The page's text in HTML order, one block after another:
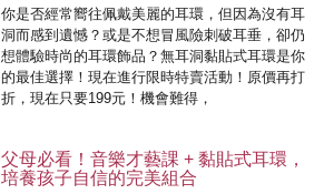
你是否經常嚮往佩戴美麗的耳環，但因為沒有耳
洞而感到遺憾？或是不想冒風險刺破耳垂，卻仍
想體驗時尚的耳環飾品？無耳洞黏貼式耳環是你
的最佳選擇！現在進行限時特賣活動！原價再打
折，現在只要199元！機會難得，
父母必看！音樂才藝課 + 黏貼式耳環，
培養孩子自信的完美組合